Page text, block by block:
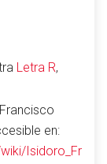
Letra R,
en:
Isidoro_Fr